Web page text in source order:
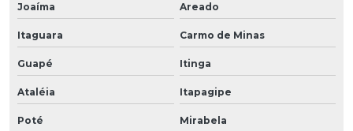
Joaíma Areado
Itaguara Carmo de Minas
Guapé Itinga
Ataléia Itapagipe
Poté Mirabela